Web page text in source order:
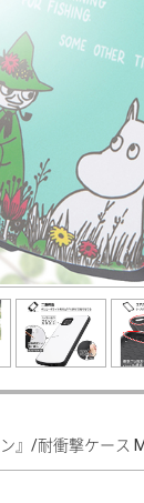
』/耐衝撃ケース